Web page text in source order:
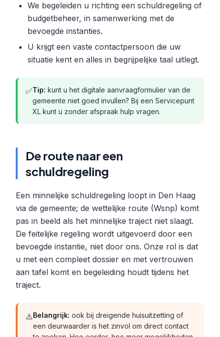
We begeleiden u richting een schuldregeling of
budgetbeheer, in samenwerking met de
bevoegde instanties.
U krijgt een vaste contactpersoon die uw
situatie kent en alles in begrijpelijke taal uitlegt.
✅Tip: kunt u het digitale aanvraagformulier van de
gemeente niet goed invullen? Bij een Servicepunt
XL kunt u zonder afspraak hulp vragen.
De route naar een
schuldregeling
Een minnelijke schuldregeling loopt in Den Haag
via de gemeente; de wettelijke route (Wsnp) komt
pas in beeld als het minnelijke traject niet slaagt.
De feitelijke regeling wordt uitgevoerd door een
bevoegde instantie, niet door ons. Onze rol is dat
u met een compleet dossier en met vertrouwen
aan tafel komt en begeleiding houdt tijdens het
traject.
⚠️Belangrijk: ook bij dreigende huisuitzetting of
een deurwaarder is het zinvol om direct contact